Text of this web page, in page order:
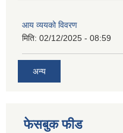
आय व्ययको विवरण
मिति: 02/12/2025 - 08:59
अन्य
फेसबुक फीड